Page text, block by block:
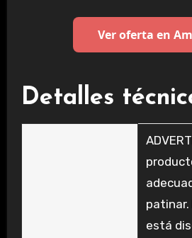
Ver oferta en
Detalles
patinar.
está